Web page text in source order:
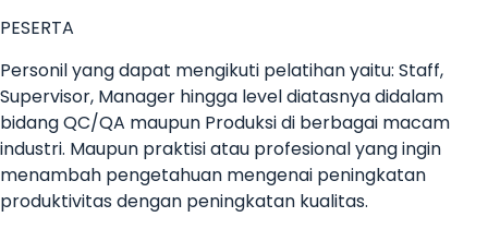
PESERTA
Personil yang dapat mengikuti pelatihan yaitu: Staff,
Supervisor, Manager hingga level diatasnya didalam
bidang QC/QA maupun Produksi di berbagai macam
industri. Maupun praktisi atau profesional yang ingin
menambah pengetahuan mengenai peningkatan
produktivitas dengan peningkatan kualitas.